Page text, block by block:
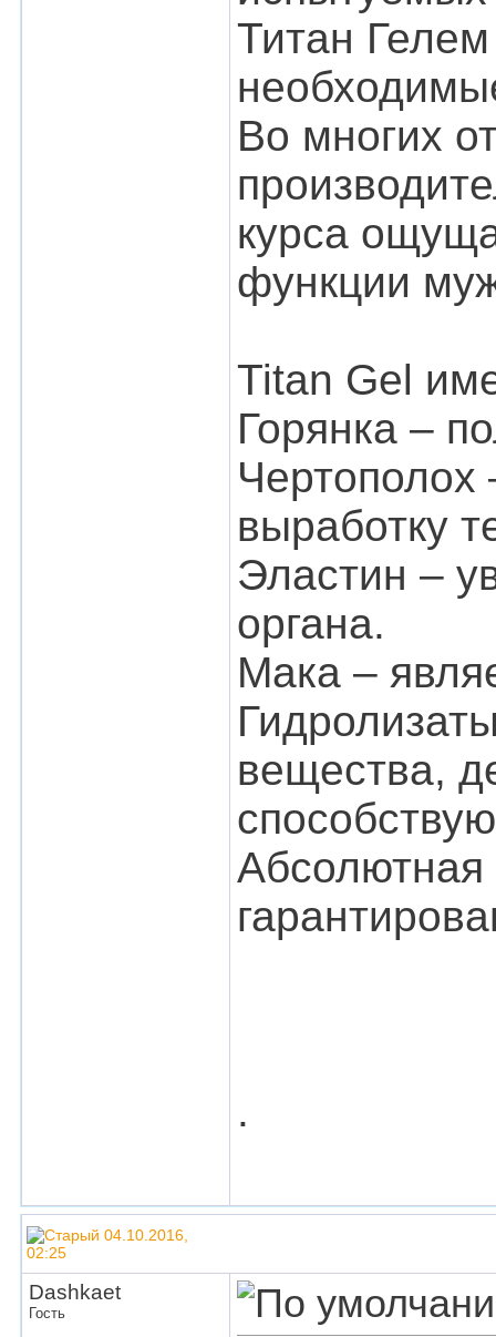
Титан
Во многих
курса
функции
Titan Gel
Горянка –
Чертополох
выработку
Эластин –
органа.
Мака –
вещества,
Абсолютная
.
04.10.2016,
02:25
Dashkaet
Гость